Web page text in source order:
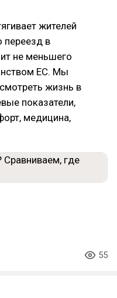
жителей
переезд в
не меньшего
ЕС. Мы
жизнь в
показатели,
медицина,
55